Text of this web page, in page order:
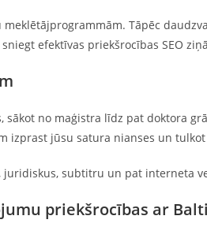
Tāpēc
efektīvas priekšrocības SEO
no maģistra līdz pat doktora
izprast jūsu satura nianses un
subtitru un pat interneta
priekšrocības ar